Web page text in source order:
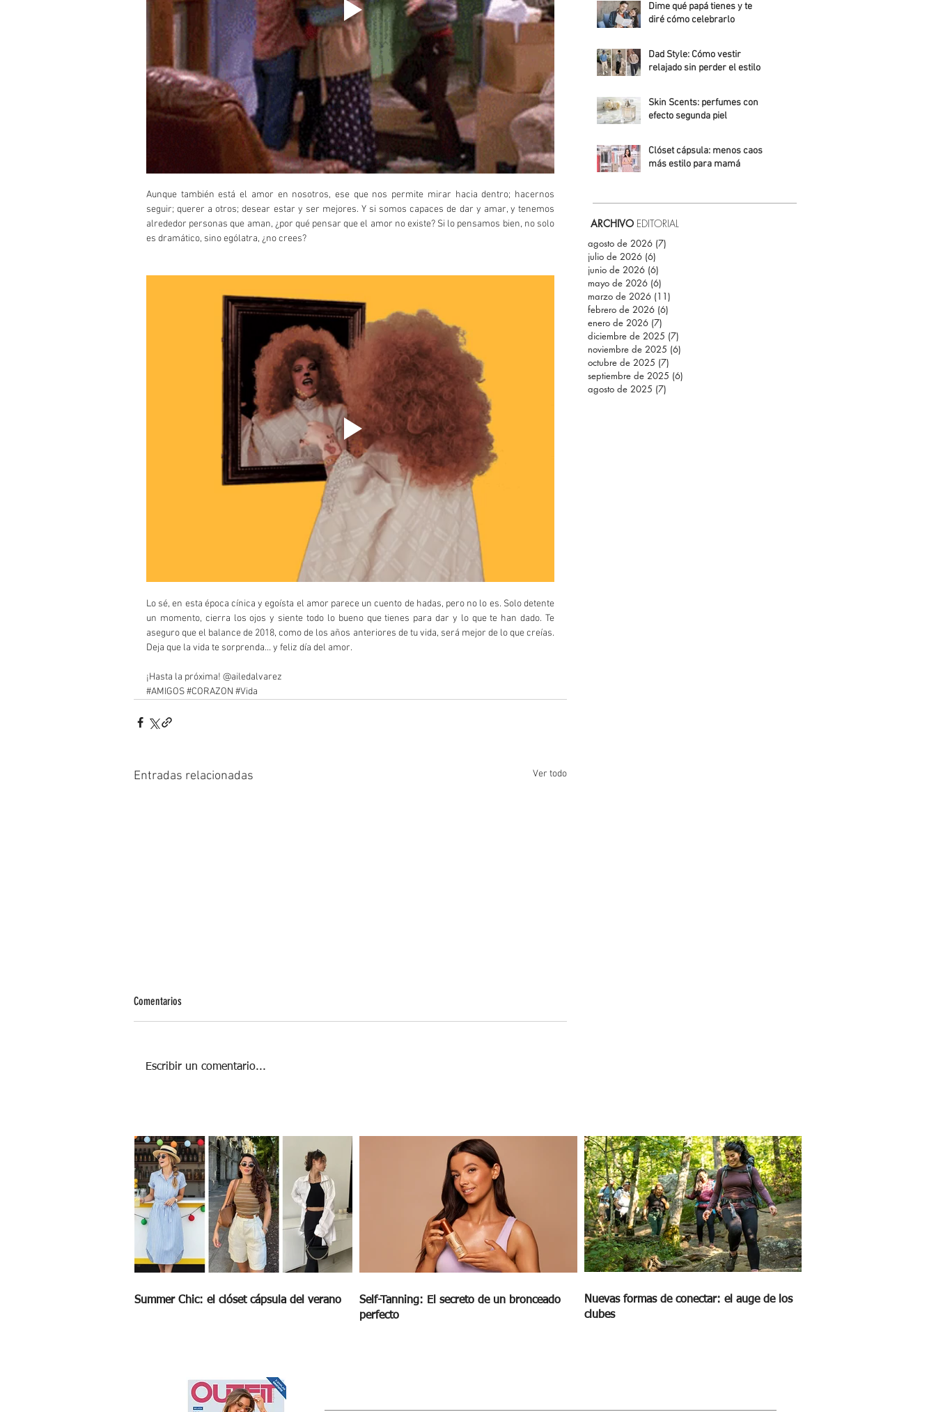
Aunque también está el amor en nosotros, ese que nos permite mirar hacia dentro; hacernos
seguir; querer a otros; desear estar y ser mejores. Y si somos capaces de dar y amar, y tenemos
alrededor personas que aman, ¿por qué pensar que el amor no existe? Si lo pensamos bien, no solo
es dramático, sino ególatra, ¿no crees?
Lo sé, en esta época cínica y egoísta el amor parece un cuento de hadas, pero no lo es. Solo detente
un momento, cierra los ojos y siente todo lo bueno que tienes para dar y lo que te han dado. Te
aseguro que el balance de 2018, como de los años anteriores de tu vida, será mejor de lo que creías.
Deja que la vida te sorprenda… y feliz día del amor.
¡Hasta la próxima! @ailedalvarez
#AMIGOS#CORAZON #Vida
Entradas relacionadas Ver todo
Comentarios
Escribir un comentario...
Alejandra Roldán
Dime qué papá tienes y te
diré cómo celebrarlo
Dad Style: Cómo vestir
relajado sin perder el estilo
Skin Scents: perfumes con
efecto segunda piel
Clóset cápsula: menos caos,
más estilo para mamá
ARCHIVO EDITORIAL
agosto de 2026 (7)
julio de 2026 (6)
junio de 2026 (6)
mayo de 2026 (6)
marzo de 2026 (11)
febrero de 2026 (6)
enero de 2026 (7)
diciembre de 2025 (7)
noviembre de 2025 (6)
octubre de 2025 (7)
septiembre de 2025 (6)
agosto de 2025 (7)
Summer Chic: el clóset cápsula del verano
Self-Tanning: El secreto de un bronceado
perfecto
Nuevas formas de conectar: el auge de los
clubes